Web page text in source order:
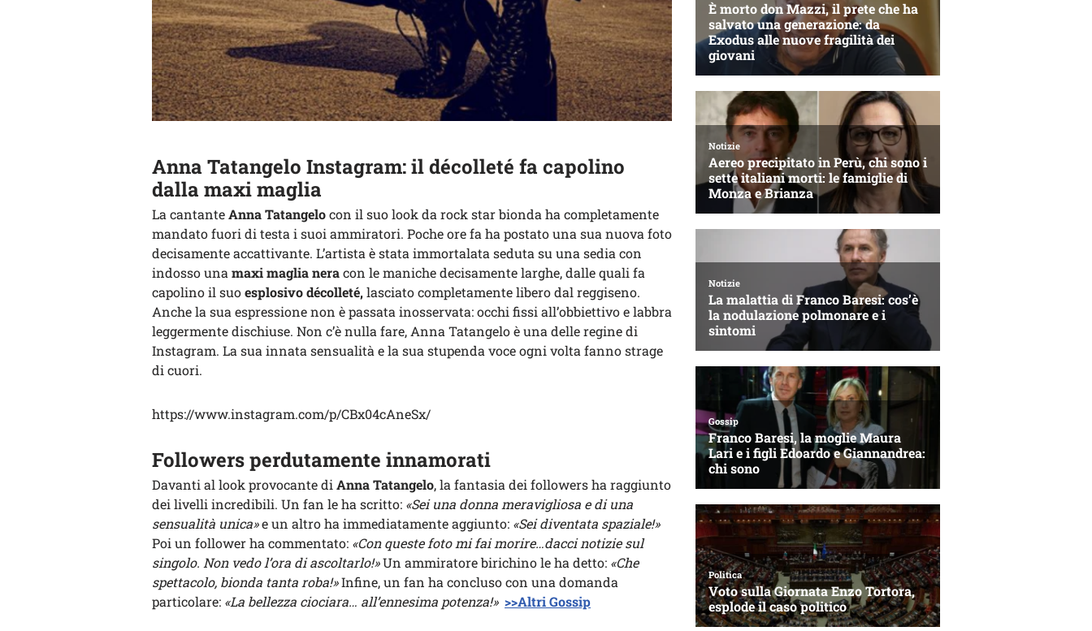
Anna Tatangelo Instagram: il décolleté fa capolino
dalla maxi maglia
La cantanteAnna Tatangelocon il suo look da rock star bionda ha completamente
mandato fuori di testa i suoi ammiratori. Poche ore fa ha postato una sua nuova foto
decisamente accattivante. L’artista è stata immortalata seduta su una sedia con
indosso una maxi maglia neracon le maniche decisamente larghe, dalle quali fa
capolino il suoesplosivo décolleté,lasciato completamente libero dal reggiseno.
Anche la sua espressione non è passata inosservata: occhi fissi all’obbiettivo e labbra
leggermente dischiuse. Non c’è nulla fare, Anna Tatangelo è una delle regine di
Instagram. La sua innata sensualità e la sua stupenda voce ogni volta fanno strage
di cuori.
https://www.instagram.com/p/CBx04cAneSx/
Followers perdutamente innamorati
Davanti al look provocante di Anna Tatangelo, la fantasia dei followers ha raggiunto
dei livelli incredibili. Un fan le ha scritto: «Sei una donna meravigliosa e di una
sensualità unica»e un altro ha immediatamente aggiunto: «Sei diventata spaziale!»
Poi un follower ha commentato: «Con queste foto mi fai morire…dacci notizie sul
singolo. Non vedo l’ora di ascoltarlo!»Un ammiratore birichino le ha detto: «Che
spettacolo, bionda tanta roba!»Infine, un fan ha concluso con una domanda
particolare: «La bellezza ciociara… all’ennesima potenza!» >>Altri Gossip